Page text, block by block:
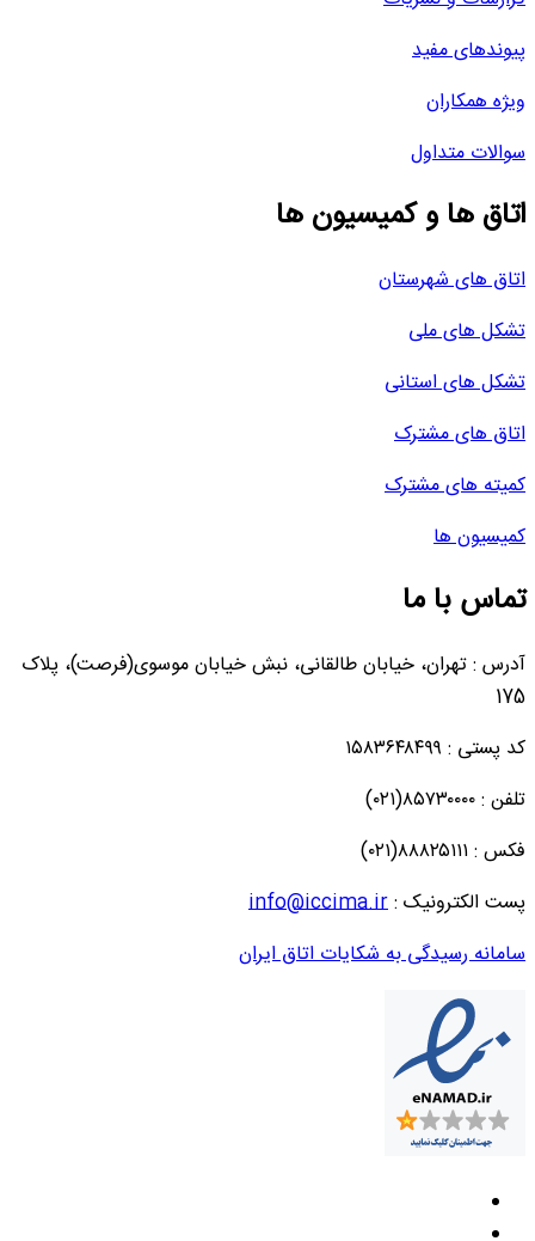
پیوندهای مفید
ویژه همکاران
سوالات متداول
اتاق ها و کمیسیون ها
اتاق های شهرستان
تشکل های ملی
تشکل های استانی
اتاق های مشترک
کمیته های مشترک
کمیسیون ها
تماس با ما
آدرس : تهران، خیابان طالقانی، نبش خیابان موسوی(فرصت)، پلاک
175
کد پستی : ۱۵۸۳۶۴۸۴۹۹
تلفن : ۸۵۷۳۰۰۰۰(۰۲۱)
فکس : ۸۸۸۲۵۱۱۱(۰۲۱)
پست الکترونیک :info@iccima.ir
سامانه رسیدگی به شکایات اتاق ایران